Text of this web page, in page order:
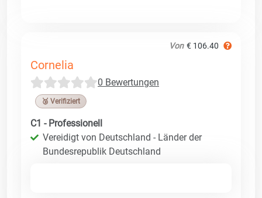
Von € 106.40
Cornelia
0 Bewertungen
🥉 Verifiziert
C1 - Professionell
Vereidigt von Deutschland - Länder der
Bundesrepublik Deutschland